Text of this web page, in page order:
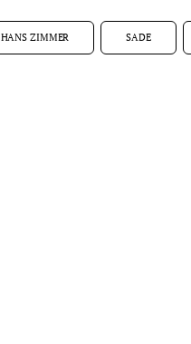
HANS ZIMMER SADE